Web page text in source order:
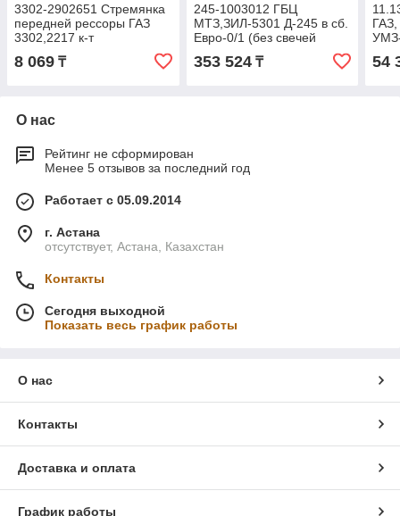
3302-2902651 Стремянка
передней рессоры ГАЗ
3302,2217 к-т
(серьги+болты+стремянки+1
с/б) (ZOMMER)
8 069 ₸
245-1003012 ГБЦ
МТЗ,ЗИЛ-5301 Д-245 в сб.
Евро-0/1 (без свечей
353 524₸ 54
О нас
Рейтинг не сформирован
Менее 5 отзывов за последний год
Работает с 05.09.2014
г. Астана
отсутствует, Астана, Казахстан
Контакты
Сегодня выходной
Показать весь график работы
О нас
Контакты
Доставка и оплата
График работы